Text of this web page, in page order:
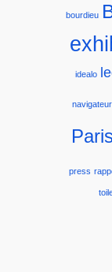
bourdieu
idealo
navigateur
press